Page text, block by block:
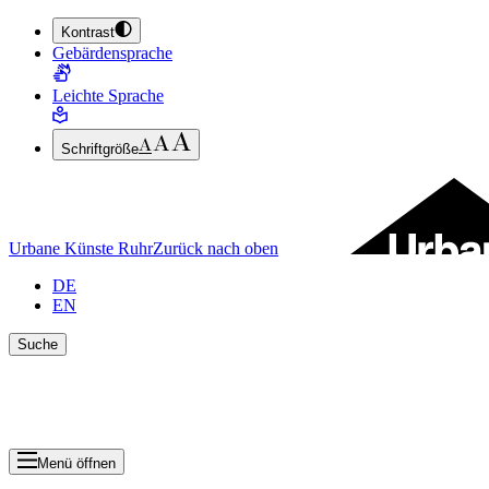
ZUM HAUPTINHALT SPRINGEN (ENTER DRÜCKEN)
ZUM FUSSBEREICH SPRINGEN (ENTER DRÜCKEN)
Kontrast
Gebärdensprache
Leichte Sprache
Schriftgröße
Urbane Künste RuhrZurück nach oben
DE
EN
Suche
Menü öffnen